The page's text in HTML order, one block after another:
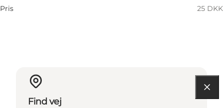
Pris 25 DKK
Find vej